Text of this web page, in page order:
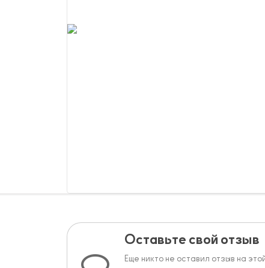
Оставьте свой отзыв
Еще никто не оставил отзыв на